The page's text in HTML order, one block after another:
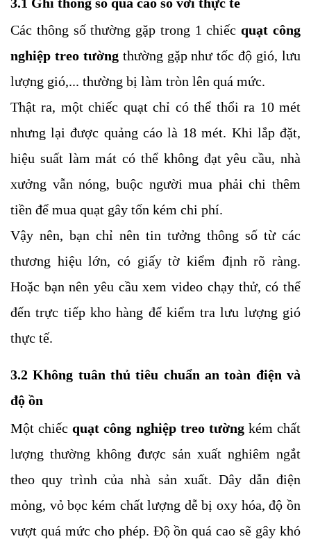
Các thông số thường gặp trong 1 chiếcquạt công
nghiệp treo tường thường gặp như tốc độ gió, lưu
lượng gió,... thường bị làm tròn lên quá mức.
Thật ra, một chiếc quạt chỉ có thể thổi ra 10 mét
nhưng lại được quảng cáo là 18 mét. Khi lắp đặt,
hiệu suất làm mát có thể không đạt yêu cầu, nhà
xưởng vẫn nóng, buộc người mua phải chi thêm
tiền để mua quạt gây tốn kém chi phí.
Vậy nên, bạn chỉ nên tin tưởng thông số từ các
thương hiệu lớn, có giấy tờ kiểm định rõ ràng.
Hoặc bạn nên yêu cầu xem video chạy thử, có thể
đến trực tiếp kho hàng để kiểm tra lưu lượng gió
thực tế.
3.2 Không tuân thủ tiêu chuẩn an toàn điện và
độ ồn
Một chiếcquạt công nghiệp treo tườngkém chất
lượng thường không được sản xuất nghiêm ngắt
theo quy trình của nhà sản xuất. Dây dẫn điện
mỏng, vỏ bọc kém chất lượng dễ bị oxy hóa, độ ồn
vượt quá mức cho phép. Độ ồn quá cao sẽ gây khó